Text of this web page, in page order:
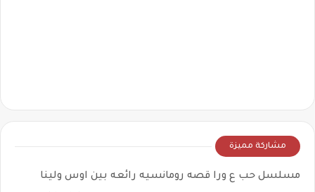
مشاركة مميزة
مسلسل حب ع ورا قصه رومانسيه رائعه بين اوس ولينا